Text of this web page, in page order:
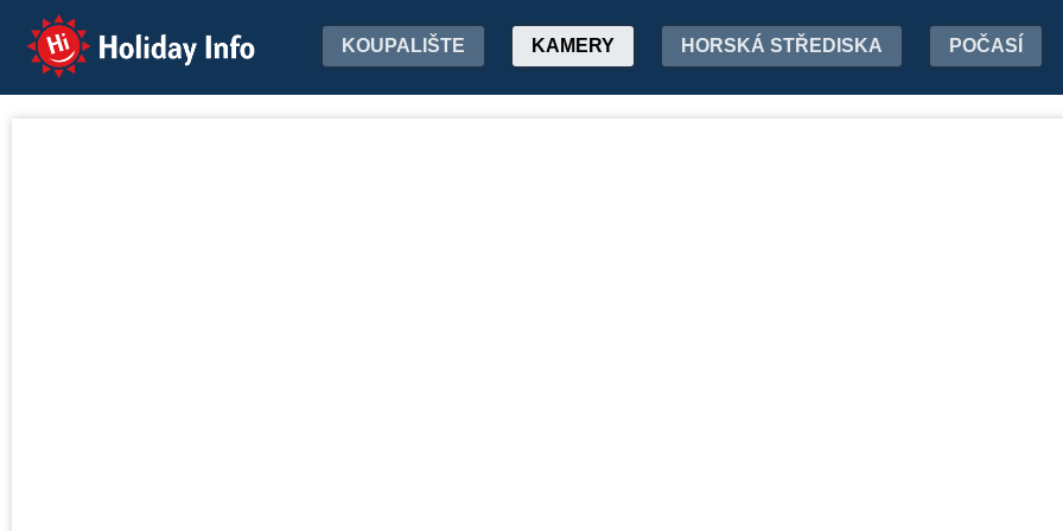
Holiday Info KOUPALIŠTE KAMERY HORSKÁ STŘEDISKA POČASÍ